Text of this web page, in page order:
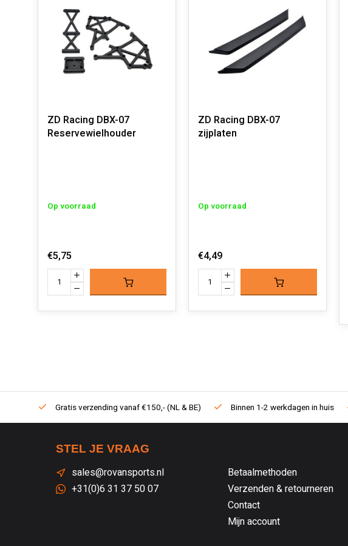
ZD Racing DBX-07
Reservewielhouder
Op voorraad
€5,75
ZD Racing DBX-07
zijplaten
Op voorraad
€4,49
Gratis verzending vanaf €150,- (NL & BE) Binnen 1-2 werkdagen in huis
STEL JE VRAAG
sales@rovansports.nl
+31(0)6 31 37 50 07
Betaalmethoden
Verzenden & retourneren
Contact
Mijn account